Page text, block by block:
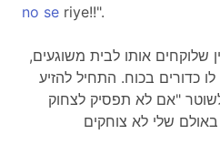
no se riye!!".
שלוקחים אותו לבית משוגעים,
כדורים בכוח. התחיל להזיע
"אם לא תפסיק לצחוק